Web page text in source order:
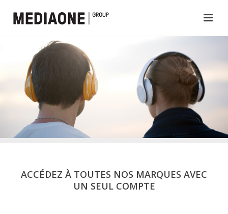
ACCÉDEZ À TOUTES NOS MARQUES AVEC
UN SEUL COMPTE